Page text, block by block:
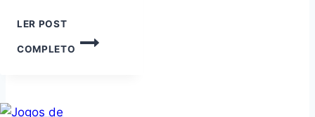
LER POST
COMPLETO
BANCO